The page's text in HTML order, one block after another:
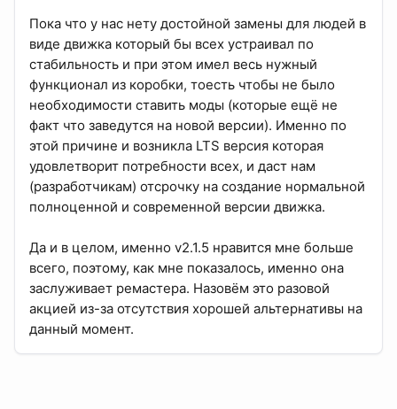
Пока что у нас нету достойной замены для людей в
виде движка который бы всех устраивал по
стабильность и при этом имел весь нужный
функционал из коробки, тоесть чтобы не было
необходимости ставить моды (которые ещё не
факт что заведутся на новой версии). Именно по
этой причине и возникла LTS версия которая
удовлетворит потребности всех, и даст нам
(разработчикам) отсрочку на создание нормальной
полноценной и современной версии движка.
Да и в целом, именно v2.1.5 нравится мне больше
всего, поэтому, как мне показалось, именно она
заслуживает ремастера. Назовём это разовой
акцией из-за отсутствия хорошей альтернативы на
данный момент.